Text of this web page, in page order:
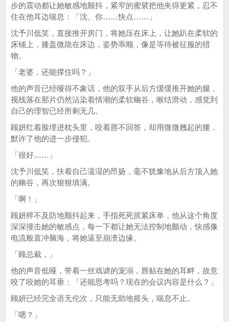
步的震动都让她敏感地颤抖，紧窄的蜜襞把他夹得更紧，忍不
住在他耳边喘息：「沈、你……快点……」
沈予川低笑，直接推开房门，将她压在床上，让她趴在柔软的
床铺上，膝盖微跪在床边，姿势乖顺，像是等待被征服的猎
物。
「老婆，还能撑住吗？」
他的声音已经哑得不象话，他的双手从后方缓缓推开她的腿，
视线落在那片仍然沾染着情潮的柔软幽谷，喉结滑动，感觉到
自己的理智已经所剩无几。
顾妍红着脸埋进枕头里，咬着唇不回答，却用微微翘起的腰，
默许了他的进一步侵犯。
「很好……」
沈予川低笑，扶着自己濡湿的昂扬，毫不犹豫地从后方顶入她
的幽谷，再次狠狠填满。
「啊！」
顾妍猝不及防地颤抖起来，手指死死抓紧床单，他从这个角度
深深撞击她的敏感点，每一下都让她无法控制地颤动，快感像
电流般直冲脑海，将她逼至崩溃边缘。
「顾总裁，」
他的声音低哑，带着一丝戏谑的宠溺，唇贴在她的耳畔，故意
咬了咬她的耳垂：「还能思考吗？现在的会议内容是什么？」
顾妍已经完全语无伦次，只能无助地摇头，喘息不止。
「嗯？」